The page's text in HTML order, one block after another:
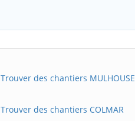
Trouver des chantiers MULHOUSE
Trouver des chantiers COLMAR